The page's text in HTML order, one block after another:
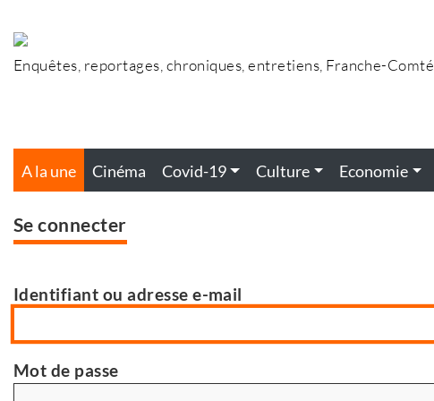
au
Enquêtes, reportages, chroniques, entretiens, Franche-Comté
A la une Cinéma Covid-19 Culture Economie
Se connecter
Identifiant ou adresse e-mail
Mot de passe